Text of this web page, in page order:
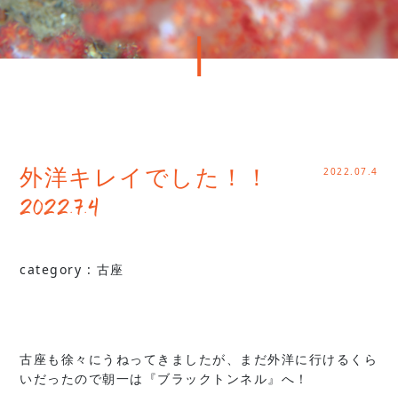
外洋キレイでした！！
2022.7.4
2022.07.4
category : 古座
古座も徐々にうねってきましたが、まだ外洋に行けるくら
いだったので朝一は『ブラックトンネル』へ！